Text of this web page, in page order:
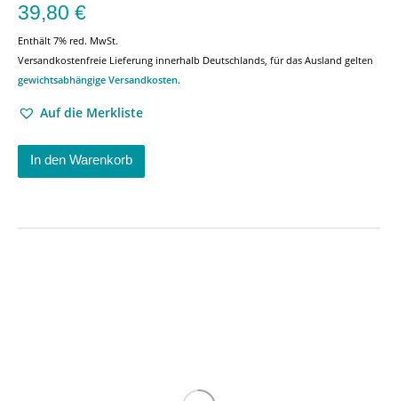
39,80 €
Enthält 7% red. MwSt.
Versandkostenfreie Lieferung innerhalb Deutschlands, für das Ausland gelten
gewichtsabhängige Versandkosten.
Auf die Merkliste
In den Warenkorb